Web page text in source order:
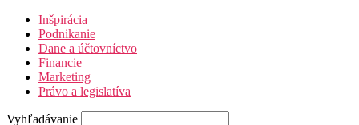
Inšpirácia
Podnikanie
Dane a účtovníctvo
Financie
Marketing
Právo a legislatíva
Vyhľadávanie